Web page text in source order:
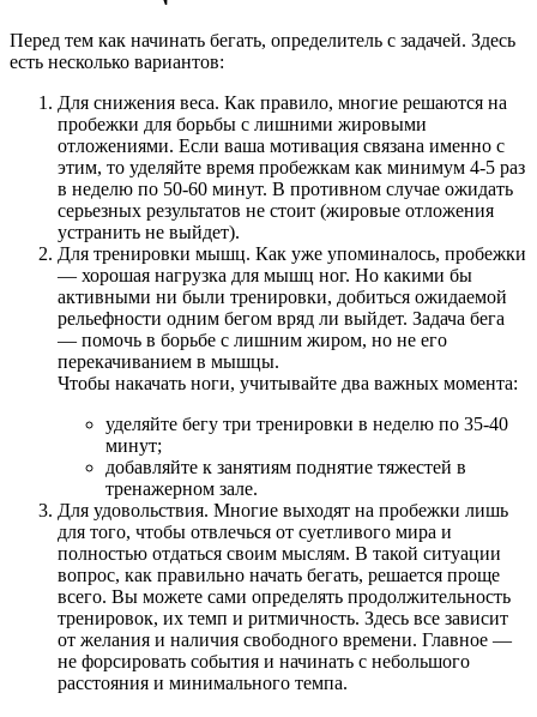
Перед тем как начинать бегать, определитель с задачей. Здесь
есть несколько вариантов:
Для снижения веса. Как правило, многие решаются на
пробежки для борьбы с лишними жировыми
отложениями. Если ваша мотивация связана именно с
этим, то уделяйте время пробежкам как минимум 4-5 раз
в неделю по 50-60 минут. В противном случае ожидать
серьезных результатов не стоит (жировые отложения
устранить не выйдет).
Для тренировки мышц. Как уже упоминалось, пробежки
— хорошая нагрузка для мышц ног. Но какими бы
активными ни были тренировки, добиться ожидаемой
рельефности одним бегом вряд ли выйдет. Задача бега
— помочь в борьбе с лишним жиром, но не его
перекачиванием в мышцы.
Чтобы накачать ноги, учитывайте два важных момента:
уделяйте бегу три тренировки в неделю по 35-40
минут;
добавляйте к занятиям поднятие тяжестей в
тренажерном зале.
Для удовольствия. Многие выходят на пробежки лишь
для того, чтобы отвлечься от суетливого мира и
полностью отдаться своим мыслям. В такой ситуации
вопрос, как правильно начать бегать, решается проще
всего. Вы можете сами определять продолжительность
тренировок, их темп и ритмичность. Здесь все зависит
от желания и наличия свободного времени. Главное —
не форсировать события и начинать с небольшого
расстояния и минимального темпа.